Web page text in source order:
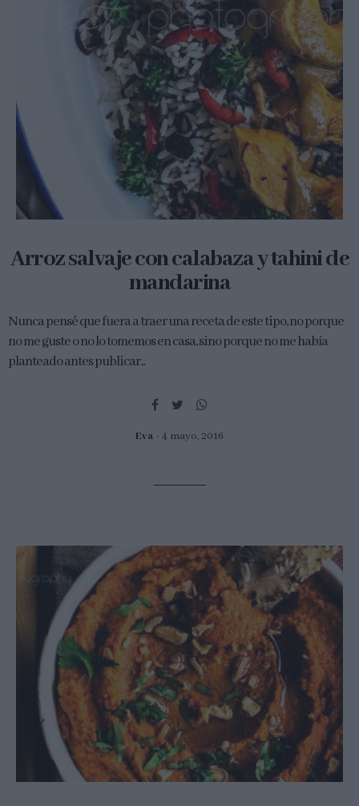
Arroz salvaje con calabaza y tahini de
mandarina
Nunca pensé que fuera a traer una receta de este tipo, no porque
no me guste o no lo tomemos en casa, sino porque no me había
planteado antes publicar...
Eva 4 mayo, 2016